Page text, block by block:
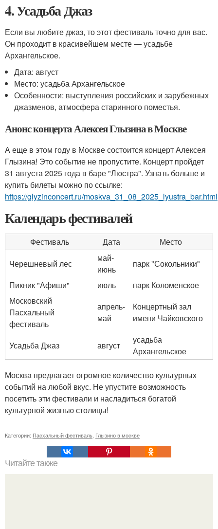
4. Усадьба Джаз
Если вы любите джаз, то этот фестиваль точно для вас.
Он проходит в красивейшем месте — усадьбе
Архангельское.
Дата: август
Место: усадьба Архангельское
Особенности: выступления российских и зарубежных
джазменов, атмосфера старинного поместья.
Анонс концерта Алексея Глызина в Москве
А еще в этом году в Москве состоится концерт Алексея
Глызина! Это событие не пропустите. Концерт пройдет
31 августа 2025 года в баре "Люстра". Узнать больше и
купить билеты можно по ссылке:
https://glyzinconcert.ru/moskva_31_08_2025_lyustra_bar.html
Календарь фестивалей
Фестиваль Дата
Место
Черешневый лес
май-
июнь
парк "Сокольники"
Пикник "Афиши"
июль
парк Коломенское
Московский
Пасхальный
фестиваль
апрель-
май
Концертный зал
имени Чайковского
Усадьба Джаз август
усадьба
Архангельское
Москва предлагает огромное количество культурных
событий на любой вкус. Не упустите возможность
посетить эти фестивали и насладиться богатой
культурной жизнью столицы!
Категории: Пасхальный фестиваль Глызино в москве
Читайте также